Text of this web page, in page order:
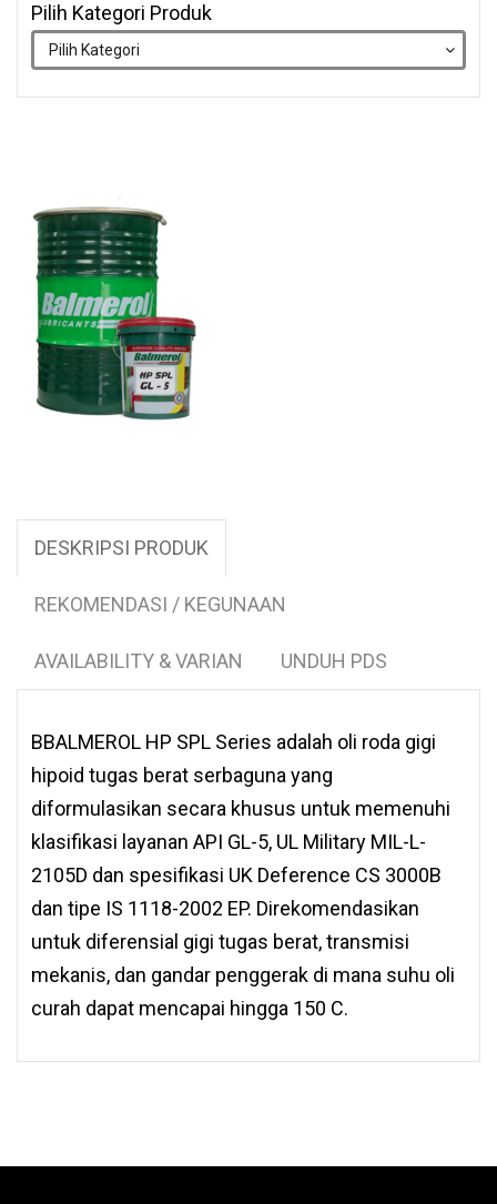
Pilih Kategori Produk
DESKRIPSI PRODUK
REKOMENDASI / KEGUNAAN
AVAILABILITY & VARIAN UNDUH PDS
BBALMEROL HP SPL Series adalah oli roda gigi
hipoid tugas berat serbaguna yang
diformulasikan secara khusus untuk memenuhi
klasifikasi layanan API GL-5, UL Military MIL-L-
2105D dan spesifikasi UK Deference CS 3000B
dan tipe IS 1118-2002 EP. Direkomendasikan
untuk diferensial gigi tugas berat, transmisi
mekanis, dan gandar penggerak di mana suhu oli
curah dapat mencapai hingga 150 C.